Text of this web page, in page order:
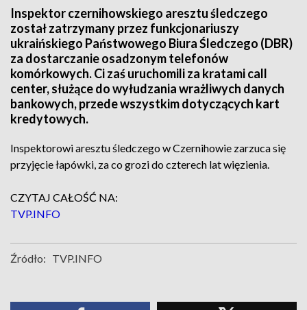
Inspektor czernihowskiego aresztu śledczego
został zatrzymany przez funkcjonariuszy
ukraińskiego Państwowego Biura Śledczego (DBR)
za dostarczanie osadzonym telefonów
komórkowych. Ci zaś uruchomili za kratami call
center, służące do wyłudzania wrażliwych danych
bankowych, przede wszystkim dotyczących kart
kredytowych.
Inspektorowi aresztu śledczego w Czernihowie zarzuca się
przyjęcie łapówki, za co grozi do czterech lat więzienia.
CZYTAJ CAŁOŚĆ NA:
TVP.INFO
Źródło: TVP.INFO